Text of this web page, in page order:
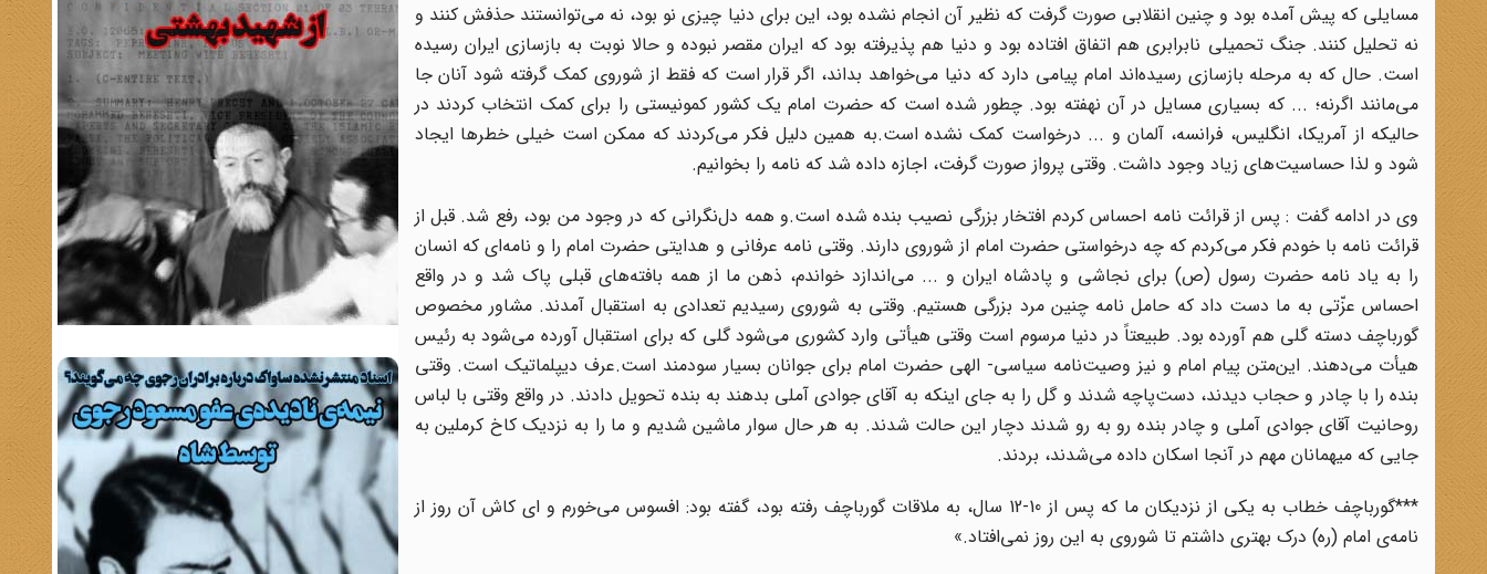
مسایلى که پیش آمده بود و چنین انقلابى صورت گرفت که نظیر آن انجام نشده بود، این براى دنیا چیزى نو بود، نه مى‌توانستند حذفش کنند و
نه تحلیل کنند. جنگ تحمیلى نابرابرى هم اتفاق افتاده بود و دنیا هم پذیرفته بود که ایران مقصر نبوده و حالا نوبت به بازسازى ایران رسیده
است. حال که به مرحله بازسازى رسیده‌اند امام پیامى دارد که دنیا مى‌خواهد بداند، اگر قرار است که فقط از شوروى کمک گرفته شود آنان جا
مى‌مانند اگرنه؛ ... که بسیارى مسایل در آن نهفته بود. چطور شده است که حضرت امام یک کشور کمونیستى را براى کمک انتخاب کردند در
حالیکه از آمریکا، انگلیس، فرانسه، آلمان و ... درخواست کمک نشده است.به همین دلیل فکر مى‌کردند که ممکن است خیلى خطرها ایجاد
شود و لذا حساسیت‌هاى زیاد وجود داشت. وقتى پرواز صورت گرفت، اجازه داده شد که نامه را بخوانیم.
وی در ادامه گفت : پس از قرائت نامه احساس کردم افتخار بزرگى نصیب بنده شده است.و همه دل‌نگرانى که در وجود من بود، رفع شد. قبل از
قرائت نامه با خودم فکر مى‌کردم که چه درخواستى حضرت امام از شوروى دارند. وقتى نامه عرفانى و هدایتى حضرت امام را و نامه‌اى که انسان
را به یاد نامه حضرت رسول (ص) براى نجاشى و پادشاه ایران و ... مى‌اندازد خواندم، ذهن ما از همه بافته‌هاى قبلى پاک شد و در واقع
احساس عزّتى به ما دست داد که حامل نامه چنین مرد بزرگى هستیم. وقتى به شوروى رسیدیم تعدادى به استقبال آمدند. مشاور مخصوص
گورباچف دسته گلى هم آورده بود. طبیعتاً در دنیا مرسوم است وقتى هیأتى وارد کشورى مى‌شود گلى که براى استقبال آورده مى‌شود به رئیس
هیأت مى‌دهند. این‌متن پیام امام و نیز وصیت‌نامه سیاسى- الهى حضرت امام براى جوانان بسیار سودمند است‌.عرف دیپلماتیک است. وقتى
بنده را با چادر و حجاب دیدند، دست‌پاچه شدند و گل را به جاى اینکه به آقاى جوادى آملى بدهند به بنده تحویل دادند. در واقع وقتى با لباس
روحانیت آقاى جوادى آملى و چادر بنده رو به رو شدند دچار این حالت شدند. به هر حال سوار ماشین شدیم و ما را به نزدیک کاخ کرملین به
جایى که میهمانان مهم در آنجا اسکان داده مى‌شدند، بردند.
***گورباچف خطاب به یکی از نزدیکان ما که پس از 10-12 سال، به ملاقات گورباچف رفته بود، گفته بود: افسوس می‌خورم و ای کاش آن روز از
نامه‌ی امام (ره) درک بهتری داشتم تا شوروی به این روز نمی‌افتاد.»